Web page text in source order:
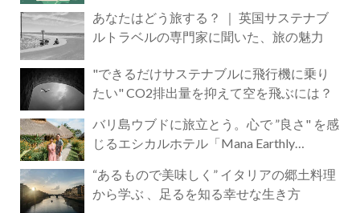
あなたはどう旅する？ ｜ 英国サステナブ
ルトラベルの専門家に聞いた、旅の魅力
"できるだけサステナブルに飛行機に乗り
たい" CO2排出量を抑えて空を飛ぶには？
バリ島ウブドに旅立とう。心で ”良さ" を感
じるエシカルホテル「Mana Earthly
“あるもので美味しく” イタリアの郷土料理
から学ぶ 、足るを知る幸せな生き方